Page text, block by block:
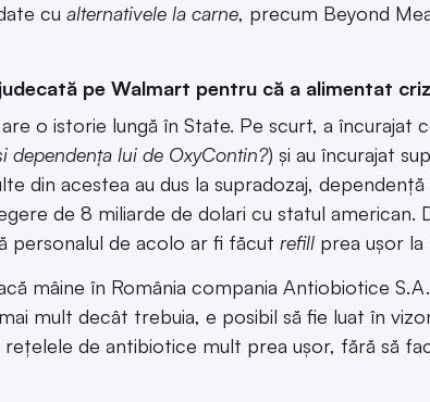
cu alternativele la carne, precum Beyond
pe Walmart pentru că a alimentat
o istorie lungă în State. Pe scurt, a încurajat
dependența lui de OxyContin?) și au încurajat
din acestea au dus la supradozaj,
de 8 miliarde de dolari cu statul american.
personalul de acolo ar fi făcut refill prea ușor
mâine în România compania Antiobiotice
mult decât trebuia, e posibil să fie luat în
rețelele de antibiotice mult prea ușor, fără să